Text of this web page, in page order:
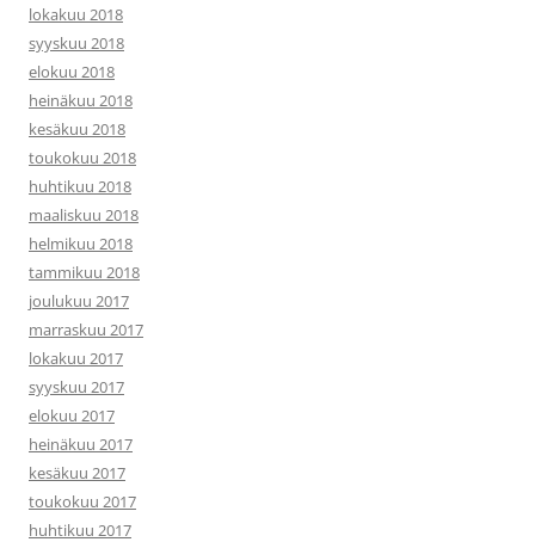
lokakuu 2018
syyskuu 2018
elokuu 2018
heinäkuu 2018
kesäkuu 2018
toukokuu 2018
huhtikuu 2018
maaliskuu 2018
helmikuu 2018
tammikuu 2018
joulukuu 2017
marraskuu 2017
lokakuu 2017
syyskuu 2017
elokuu 2017
heinäkuu 2017
kesäkuu 2017
toukokuu 2017
huhtikuu 2017